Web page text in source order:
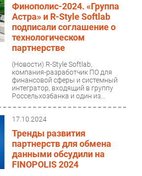
Финополис-2024. «Группа
Астра» и R-Style Softlab
подписали соглашение о
технологическом
партнерстве
(Новости) R-Style Softlab,
компания-разработчик ПО для
финансовой сферы и системный
интегратор, входящий в группу
Россельхозбанка и один из...
17.10.2024
Тренды развития
партнерств для обмена
данными обсудили на
FINOPOLIS 2024